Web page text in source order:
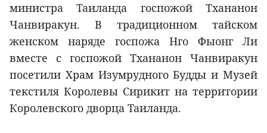
министра Таиланда госпожой Тхананон
Чанвиракун. В традиционном тайском
женском наряде госпожа Нго Фыонг Ли
вместе с госпожой Тхананон Чанвиракун
посетили Храм Изумрудного Будды и Музей
текстиля Королевы Сирикит на территории
Королевского дворца Таиланда.